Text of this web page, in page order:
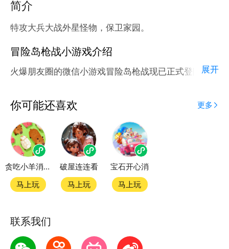
简介
特攻大兵大战外星怪物，保卫家园。
冒险岛枪战小游戏介绍
火爆朋友圈的微信小游戏冒险岛枪战现已正式登陆腾讯
应用宝为腾讯官方游戏平台，收录海量正版授权的高热
度精品小游戏。直接搜索或者在小游戏 tab 发现热门
冒险岛枪战小游戏双平台畅玩
官方授权，在电脑上和手机上双端都能直接畅玩微信小
游戏
第一步：点击下载应用宝客户端，第二步：一键登录，
第三步：直接拉起微信小游戏冒险岛枪战畅玩
展开
你可能还喜欢 更多
贪吃小羊消消乐
马上玩
破屋连连看
马上玩
宝石开心消
马上玩
联系我们